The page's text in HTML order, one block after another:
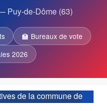
Puy-de-Dôme (63)
🏫 Bureaux de vote
2026
de la commune de
| 5ème circonscription